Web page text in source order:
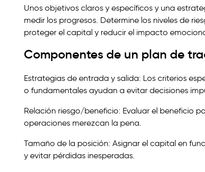
Unos objetivos claros y específicos y una
medir los progresos. Determine los niveles de
proteger el capital y reducir el impacto
Componentes de un plan de
Estrategias de entrada y salida: Los criterios
o fundamentales ayudan a evitar decisiones
Relación riesgo/beneficio: Evaluar el beneficio
operaciones merezcan la pena.
Tamaño de la posición: Asignar el capital en
y evitar pérdidas inesperadas.